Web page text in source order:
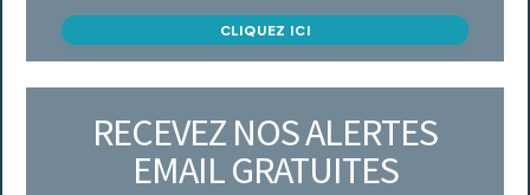
CLIQUEZ ICI
RECEVEZ NOS ALERTES
EMAIL GRATUITES